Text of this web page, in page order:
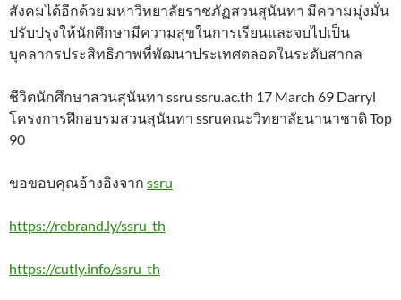
สังคมได้อีกด้วย มหาวิทยาลัยราชภัฏสวนสุนันทา มีความมุ่งมั่น
ปรับปรุงให้นักศึกษามีความสุขในการเรียนและจบไปเป็น
บุคลากรประสิทธิภาพที่พัฒนาประเทศตลอดในระดับสากล
ชีวิตนักศึกษาสวนสุนันทา ssru ssru.ac.th 17 March 69 Darryl
โครงการฝึกอบรมสวนสุนันทา ssruคณะวิทยาลัยนานาชาติ Top
90
ขอขอบคุณอ้างอิงจาก ssru
https://rebrand.ly/ssru_th
https://cutly.info/ssru_th